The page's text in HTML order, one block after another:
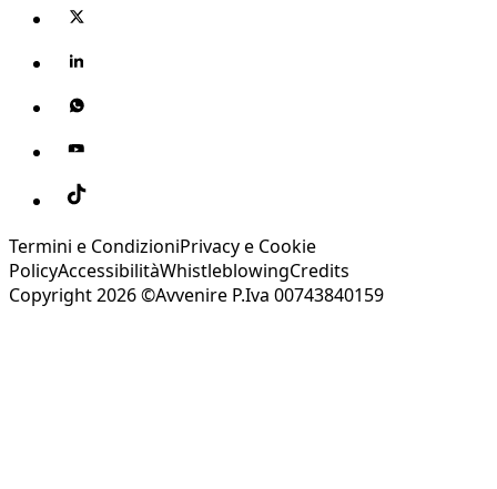
Termini e CondizioniPrivacy e Cookie
PolicyAccessibilitàWhistleblowingCredits
Copyright 2026 ©Avvenire P.Iva 00743840159